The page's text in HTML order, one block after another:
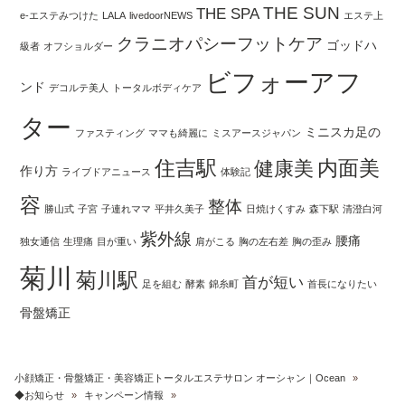
e-エステみつけた LALA livedoorNEWS THE SPA THE SUN エステ上
級者 オフショルダー クラニオパシーフットケア ゴッドハ
ンド デコルテ美人 トータルボディケア
ビフォーアフ
ター ファスティング ママも綺麗に ミスアースジャパン ミニスカ足の
作り方 ライブドアニュース 住吉駅 体験記 健康美 内面美
容 勝山式 子宮 子連れママ 平井久美子 整体 日焼けくすみ 森下駅 清澄白河
独女通信 生理痛 目が重い 紫外線 肩がこる 胸の左右差 胸の歪み 腰痛
菊川 菊川駅 足を組む 酵素 錦糸町 首が短い 首長になりたい
骨盤矯正
小顔矯正・骨盤矯正・美容矯正トータルエステサロン オーシャン｜Ocean
»
◆お知らせ
» キャンペーン情報 »